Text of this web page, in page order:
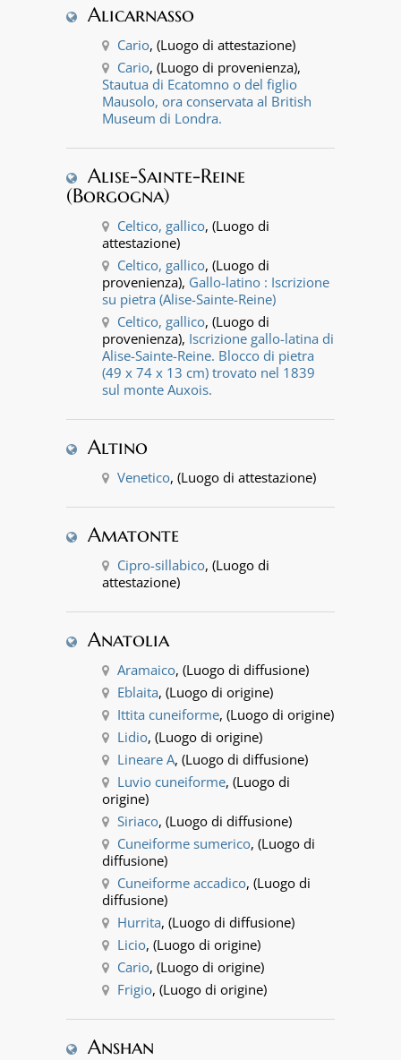
Alicarnasso
Cario, (Luogo di attestazione)
Cario, (Luogo di provenienza),
Stautua di Ecatomno o del figlio
Mausolo, ora conservata al British
Museum di Londra.
Alise-Sainte-Reine
(Borgogna)
Celtico, gallico, (Luogo di
attestazione)
Celtico, gallico, (Luogo di
provenienza), Gallo-latino : Iscrizione
su pietra (Alise-Sainte-Reine)
Celtico, gallico, (Luogo di
provenienza), Iscrizione gallo-latina di
Alise-Sainte-Reine. Blocco di pietra
(49 x 74 x 13 cm) trovato nel 1839
sul monte Auxois.
Altino
Venetico, (Luogo di attestazione)
Amatonte
Cipro-sillabico, (Luogo di
attestazione)
Anatolia
Aramaico, (Luogo di diffusione)
Eblaita, (Luogo di origine)
Ittita cuneiforme, (Luogo di origine)
Lidio, (Luogo di origine)
Lineare A, (Luogo di diffusione)
Luvio cuneiforme, (Luogo di
origine)
Siriaco, (Luogo di diffusione)
Cuneiforme sumerico, (Luogo di
diffusione)
Cuneiforme accadico, (Luogo di
diffusione)
Hurrita, (Luogo di diffusione)
Licio, (Luogo di origine)
Cario, (Luogo di origine)
Frigio, (Luogo di origine)
Anshan